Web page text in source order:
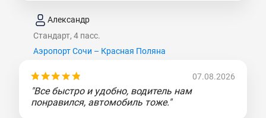
Александр
Стандарт, 4 пасс.
Аэропорт Сочи – Красная Поляна
07.08.2026
"Все быстро и удобно, водитель нам
понравился, автомобиль тоже."